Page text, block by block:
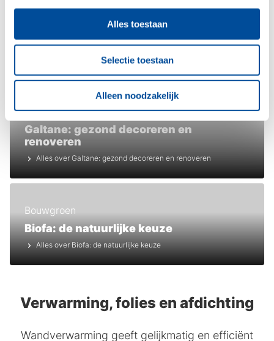
Alles toestaan
Selectie toestaan
Alleen noodzakelijk
Farnovo: ecologische verf op
poederbasis
Bouwgroen
Alles over Farnovo: ecologische verf op poederbasis
Galtane: gezond decoreren en
renoveren
Bouwgroen
Alles over Galtane: gezond decoreren en renoveren
Biofa: de natuurlijke keuze
Bouwgroen
Alles over Biofa: de natuurlijke keuze
Verwarming, folies en afdichting
Wandverwarming geeft gelijkmatig en efficiënt